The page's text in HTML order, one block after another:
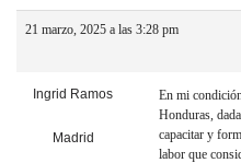
21 marzo, 2025 a las 3:28 pm
Ingrid Ramos
Madrid
En mi
Honduras,
capacitar y
labor que